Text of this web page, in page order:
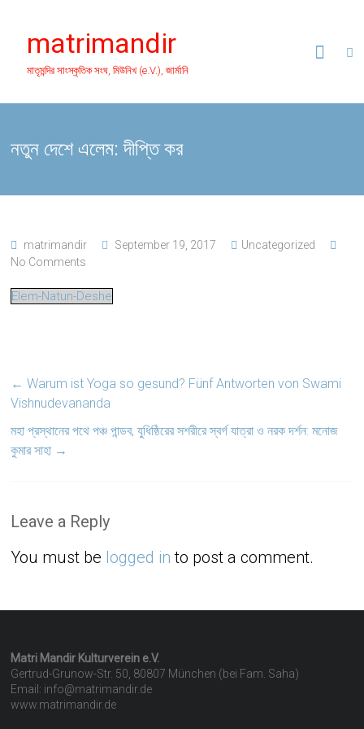
contentmatrimandir
মাতৃমন্দির সাংস্কৃতিক সংঘ, মিউনিখ (e.V.), জার্মানি
নতুন দেশে এলেম: দীপ্তি কর
matrimandir September 19, 2017
Uncategorized
No Comments
Elem-Natun-Deshe
← Warum ist Yoga so gesund? Fünf Antworten von Swami
Vishnudevananda
মহা প্রস্থানের পথে পঞ্চ পান্ডব, যুধিষ্ঠিরের সশরীরে স্বর্গ যাত্রা ও নরক দর্শন: মনোজ
কুমার সাহা →
Leave a Reply
You must be logged in to post a comment.
Matri Mandir Kulturverein e.V.
Gertrud-Grunow-Str. 50, 80807 München (bei Fam. Saha)
Email: info@matrimandir.de
www.matrimandir.de